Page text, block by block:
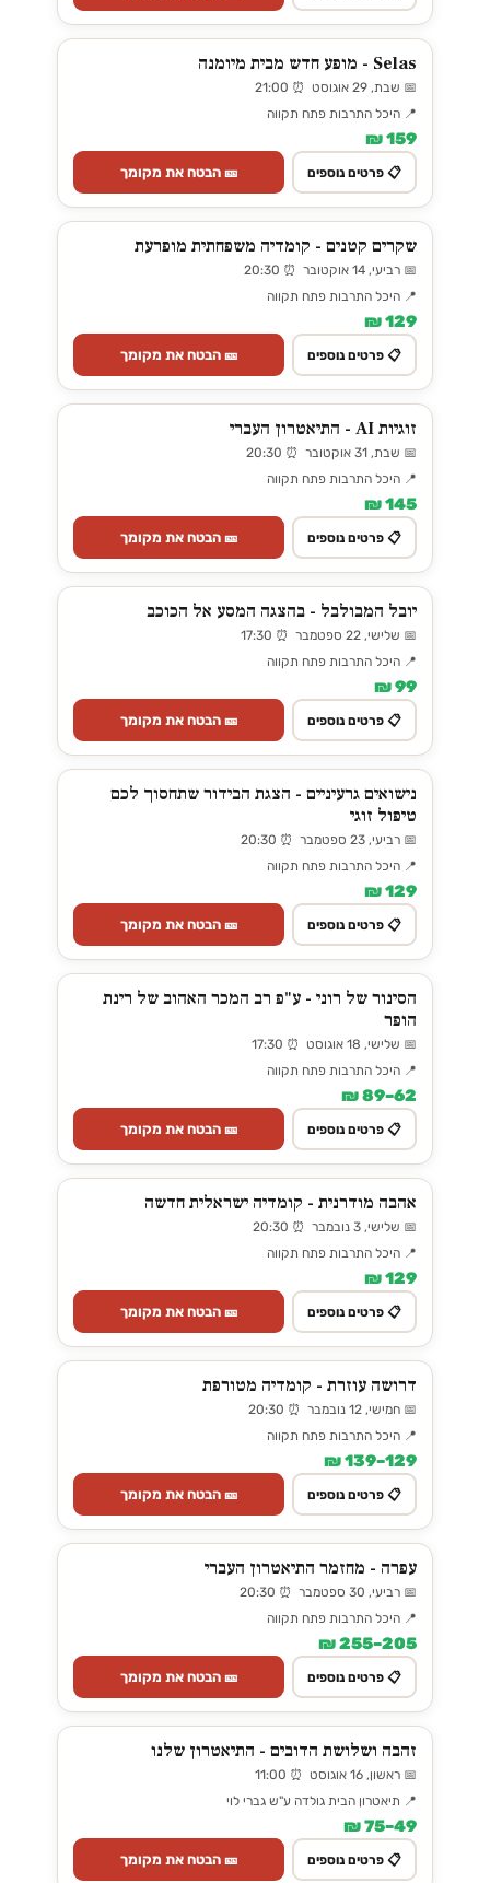
Selas - מופע חדש מבית מיומנה
📅 שבת, 29 אוגוסט ⏰ 21:00
📍 היכל התרבות פתח תקווה
159 ₪
📋 פרטים נוספים 🎫 הבטח את מקומך
שקרים קטנים - קומדיה משפחתית מופרעת
📅 רביעי, 14 אוקטובר ⏰ 20:30
📍 היכל התרבות פתח תקווה
129 ₪
📋 פרטים נוספים 🎫 הבטח את מקומך
זוגיות AI - התיאטרון העברי
📅 שבת, 31 אוקטובר ⏰ 20:30
📍 היכל התרבות פתח תקווה
145 ₪
📋 פרטים נוספים 🎫 הבטח את מקומך
יובל המבולבל - בהצגה המסע אל הכוכב
📅 שלישי, 22 ספטמבר ⏰ 17:30
📍 היכל התרבות פתח תקווה
99 ₪
📋 פרטים נוספים 🎫 הבטח את מקומך
נישואים גרעיניים - הצגת הבידור שתחסוך לכם
טיפול זוגי
📅 רביעי, 23 ספטמבר ⏰ 20:30
📍 היכל התרבות פתח תקווה
129 ₪
📋 פרטים נוספים 🎫 הבטח את מקומך
הסינור של רוני - ע"פ רב המכר האהוב של רינת
הופר
📅 שלישי, 18 אוגוסט ⏰ 17:30
📍 היכל התרבות פתח תקווה
62–89 ₪
📋 פרטים נוספים 🎫 הבטח את מקומך
אהבה מודרנית - קומדיה ישראלית חדשה
📅 שלישי, 3 נובמבר ⏰ 20:30
📍 היכל התרבות פתח תקווה
129 ₪
📋 פרטים נוספים 🎫 הבטח את מקומך
דרושה עוזרת - קומדיה מטורפת
📅 חמישי, 12 נובמבר ⏰ 20:30
📍 היכל התרבות פתח תקווה
129–139 ₪
📋 פרטים נוספים 🎫 הבטח את מקומך
עפרה - מחזמר התיאטרון העברי
📅 רביעי, 30 ספטמבר ⏰ 20:30
📍 היכל התרבות פתח תקווה
205–255 ₪
📋 פרטים נוספים 🎫 הבטח את מקומך
זהבה ושלושת הדובים - התיאטרון שלנו
📅 ראשון, 16 אוגוסט ⏰ 11:00
📍 תיאטרון הבית גולדה ע"ש גברי לוי
49–75 ₪
📋 פרטים נוספים 🎫 הבטח את מקומך